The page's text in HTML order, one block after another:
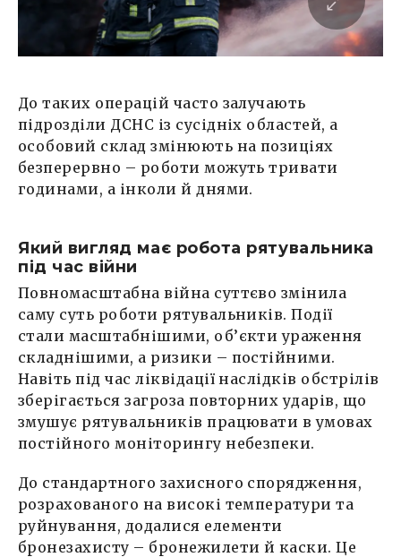
До таких операцій часто залучають
підрозділи ДСНС із сусідніх областей, а
особовий склад змінюють на позиціях
безперервно – роботи можуть тривати
годинами, а інколи й днями.
Який вигляд має робота рятувальника
під час війни
Повномасштабна війна суттєво змінила
саму суть роботи рятувальників. Події
стали масштабнішими, об’єкти ураження
складнішими, а ризики – постійними.
Навіть під час ліквідації наслідків обстрілів
зберігається загроза повторних ударів, що
змушує рятувальників працювати в умовах
постійного моніторингу небезпеки.
До стандартного захисного спорядження,
розрахованого на високі температури та
руйнування, додалися елементи
бронезахисту – бронежилети й каски. Це